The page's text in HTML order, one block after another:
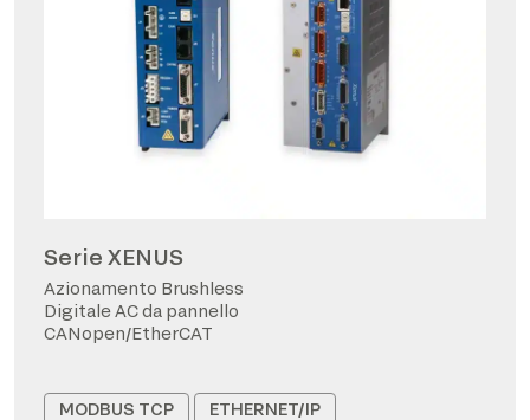
Serie XENUS
Azionamento Brushless
Digitale AC da pannello
CANopen/EtherCAT
MODBUS TCP
ETHERNET/IP